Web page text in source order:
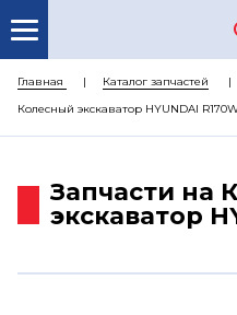
КАТАЛОГ
Главная Каталог запчастей
Колесный экскаватор HYUNDAI
Запчасти на
экскаватор